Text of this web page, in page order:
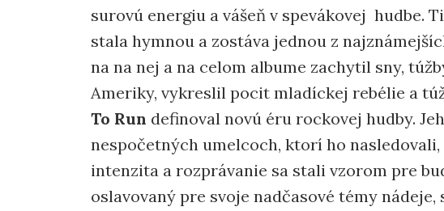
surovú energiu a vášeň v spevákovej hudbe.
stala hymnou a zostáva jednou z
na na nej a na celom albume zachytil sny,
Ameriky, vykreslil pocit mladíckej rebélie a
To Run definoval novú éru rockovej hudby.
nespočetných umelcoch, ktorí ho
intenzita a rozprávanie sa stali vzorom pre
oslavovaný pre svoje nadčasové témy nádeje,